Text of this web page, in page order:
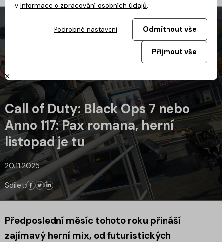
Call of Duty: Black Ops 7 nebo
Anno 117: Pax romana, herní
listopad je tu
20.11.2025
Sdílet:
Předposlední měsíc tohoto roku přináší
zajímavý herní mix, od futuristických
v Informace o zpracování osobních údajů.
Podrobné nastavení Odmítnout vše
Přijmout vše